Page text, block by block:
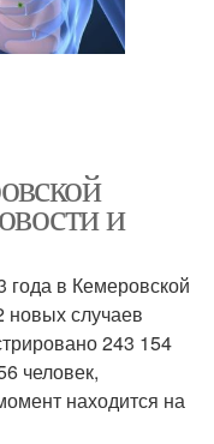
и
года в Кемеровской
новых случаев
243 154
человек,
находится на